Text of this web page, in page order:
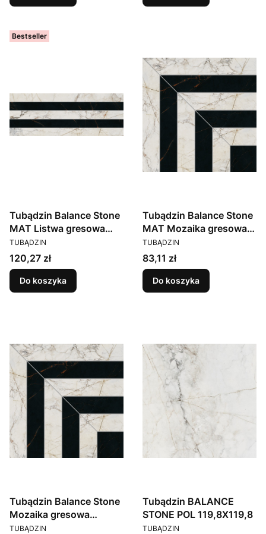
Bestseller
Tubądzin Balance Stone
MAT Listwa gresowa
22,8x59,8x0,6
PRODUCENT
TUBĄDZIN
Cena
120,27 zł
Do koszyka
Tubądzin Balance Stone
MAT Mozaika gresowa
29,8x29,8x0,6
PRODUCENT
TUBĄDZIN
Cena
83,11 zł
Do koszyka
Tubądzin Balance Stone
Mozaika gresowa
29,8x29,8x0,6
PRODUCENT
TUBĄDZIN
Tubądzin BALANCE
STONE POL 119,8X119,8
PRODUCENT
TUBĄDZIN